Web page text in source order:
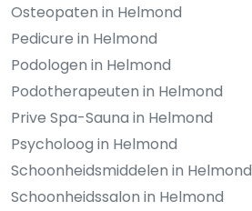
Osteopaten in Helmond
Pedicure in Helmond
Podologen in Helmond
Podotherapeuten in Helmond
Prive Spa-Sauna in Helmond
Psycholoog in Helmond
Schoonheidsmiddelen in Helmond
Schoonheidssalon in Helmond